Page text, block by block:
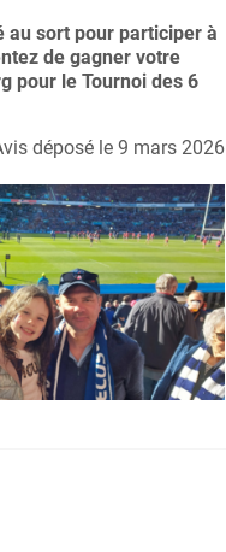
au sort pour participer à
de gagner votre
pour le Tournoi des 6
déposé le 9 mars 2026